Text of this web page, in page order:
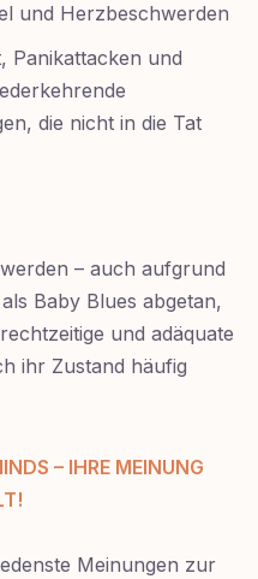
und Herzbeschwerden
Panikattacken und
die nicht in die Tat
– auch aufgrund
Baby Blues abgetan,
und adäquate
ihr Zustand häufig
– IHRE MEINUNG
Meinungen zur